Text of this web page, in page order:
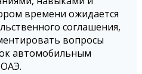
времени ожидается
соглашения,
вопросы
автомобильным